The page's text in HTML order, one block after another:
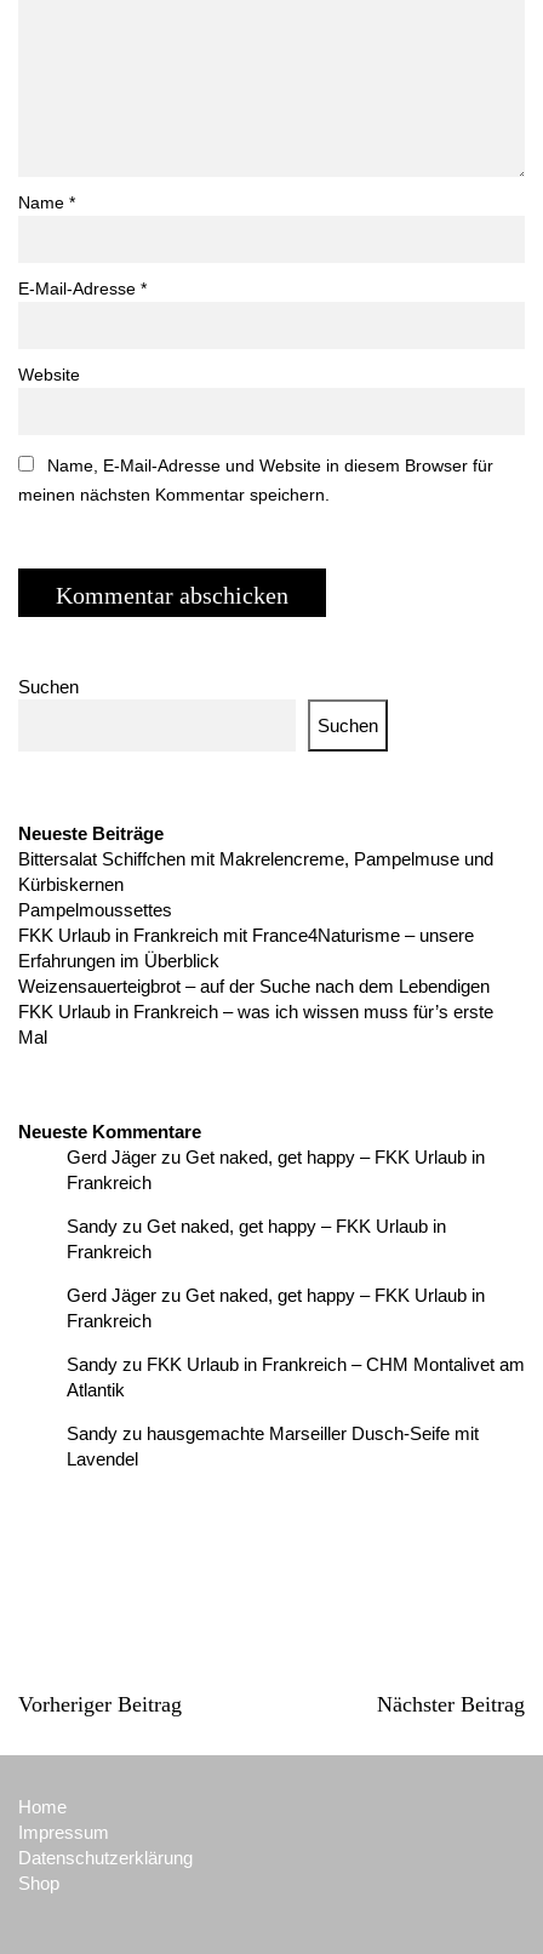
Name *
E-Mail-Adresse *
Website
Name, E-Mail-Adresse und Website in diesem Browser für
meinen nächsten Kommentar speichern.
Suchen
Suchen
Neueste Beiträge
Bittersalat Schiffchen mit Makrelencreme, Pampelmuse und
Kürbiskernen
Pampelmoussettes
FKK Urlaub in Frankreich mit France4Naturisme – unsere
Erfahrungen im Überblick
Weizensauerteigbrot – auf der Suche nach dem Lebendigen
FKK Urlaub in Frankreich – was ich wissen muss für’s erste
Mal
Neueste Kommentare
Gerd Jäger zu Get naked, get happy – FKK Urlaub in
Frankreich
Sandy zu Get naked, get happy – FKK Urlaub in
Frankreich
Gerd Jäger zu Get naked, get happy – FKK Urlaub in
Frankreich
Sandy zu FKK Urlaub in Frankreich – CHM Montalivet am
Atlantik
Sandy zu hausgemachte Marseiller Dusch-Seife mit
Lavendel
Vorheriger Beitrag Nächster Beitrag
Home
Impressum
Datenschutzerklärung
Shop